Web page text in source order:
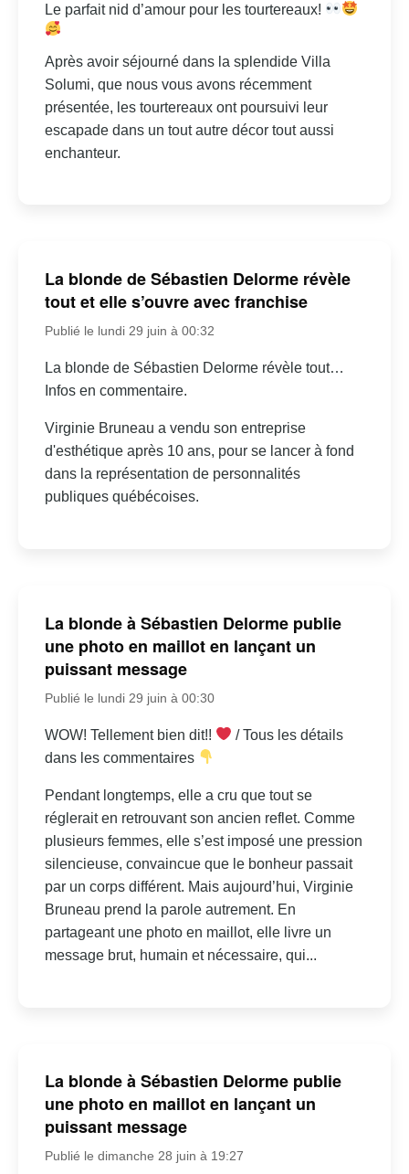
Le parfait nid d’amour pour les tourtereaux!
Après avoir séjourné dans la splendide Villa
Solumi, que nous vous avons récemment
présentée, les tourtereaux ont poursuivi leur
escapade dans un tout autre décor tout aussi
enchanteur.
La blonde de Sébastien Delorme révèle
tout et elle s’ouvre avec franchise
Publié le lundi 29 juin à 00:32
La blonde de Sébastien Delorme révèle tout…
Infos en commentaire.
Virginie Bruneau a vendu son entreprise
d'esthétique après 10 ans, pour se lancer à fond
dans la représentation de personnalités
publiques québécoises.
La blonde à Sébastien Delorme publie
une photo en maillot en lançant un
puissant message
Publié le lundi 29 juin à 00:30
WOW! Tellement bien dit!!
/ Tous les détails
dans les commentaires
Pendant longtemps, elle a cru que tout se
réglerait en retrouvant son ancien reflet. Comme
plusieurs femmes, elle s’est imposé une pression
silencieuse, convaincue que le bonheur passait
par un corps différent. Mais aujourd’hui, Virginie
Bruneau prend la parole autrement. En
partageant une photo en maillot, elle livre un
message brut, humain et nécessaire, qui...
La blonde à Sébastien Delorme publie
une photo en maillot en lançant un
puissant message
Publié le dimanche 28 juin à 19:27